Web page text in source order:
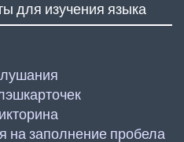
для изучения языка
на заполнение пробела